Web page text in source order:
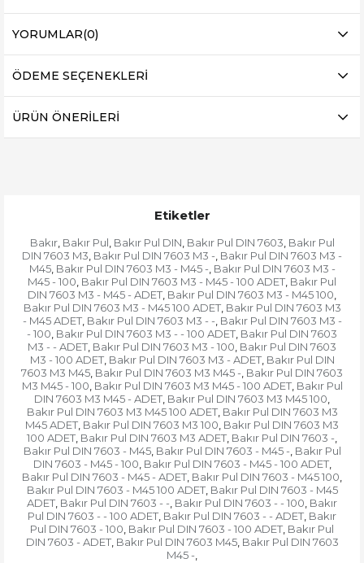
YORUMLAR(0)
ÖDEME SEÇENEKLERI
ÜRÜN ÖNERILERI
Etiketler
Bakır, Bakır Pul, Bakır Pul DIN, Bakır Pul DIN 7603, Bakır Pul
DIN 7603 M3, Bakır Pul DIN 7603 M3 -, Bakır Pul DIN 7603 M3 -
M45, Bakır Pul DIN 7603 M3 - M45 -, Bakır Pul DIN 7603 M3 -
M45 - 100, Bakır Pul DIN 7603 M3 - M45 - 100 ADET, Bakır Pul
DIN 7603 M3 - M45 - ADET, Bakır Pul DIN 7603 M3 - M45 100,
Bakır Pul DIN 7603 M3 - M45 100 ADET, Bakır Pul DIN 7603 M3
- M45 ADET, Bakır Pul DIN 7603 M3 - -, Bakır Pul DIN 7603 M3 -
- 100, Bakır Pul DIN 7603 M3 - - 100 ADET, Bakır Pul DIN 7603
M3 - - ADET, Bakır Pul DIN 7603 M3 - 100, Bakır Pul DIN 7603
M3 - 100 ADET, Bakır Pul DIN 7603 M3 - ADET, Bakır Pul DIN
7603 M3 M45, Bakır Pul DIN 7603 M3 M45 -, Bakır Pul DIN 7603
M3 M45 - 100, Bakır Pul DIN 7603 M3 M45 - 100 ADET, Bakır Pul
DIN 7603 M3 M45 - ADET, Bakır Pul DIN 7603 M3 M45 100,
Bakır Pul DIN 7603 M3 M45 100 ADET, Bakır Pul DIN 7603 M3
M45 ADET, Bakır Pul DIN 7603 M3 100, Bakır Pul DIN 7603 M3
100 ADET, Bakır Pul DIN 7603 M3 ADET, Bakır Pul DIN 7603 -,
Bakır Pul DIN 7603 - M45, Bakır Pul DIN 7603 - M45 -, Bakır Pul
DIN 7603 - M45 - 100, Bakır Pul DIN 7603 - M45 - 100 ADET,
Bakır Pul DIN 7603 - M45 - ADET, Bakır Pul DIN 7603 - M45 100,
Bakır Pul DIN 7603 - M45 100 ADET, Bakır Pul DIN 7603 - M45
ADET, Bakır Pul DIN 7603 - -, Bakır Pul DIN 7603 - - 100, Bakır
Pul DIN 7603 - - 100 ADET, Bakır Pul DIN 7603 - - ADET, Bakır
Pul DIN 7603 - 100, Bakır Pul DIN 7603 - 100 ADET, Bakır Pul
DIN 7603 - ADET, Bakır Pul DIN 7603 M45, Bakır Pul DIN 7603
M45 -,